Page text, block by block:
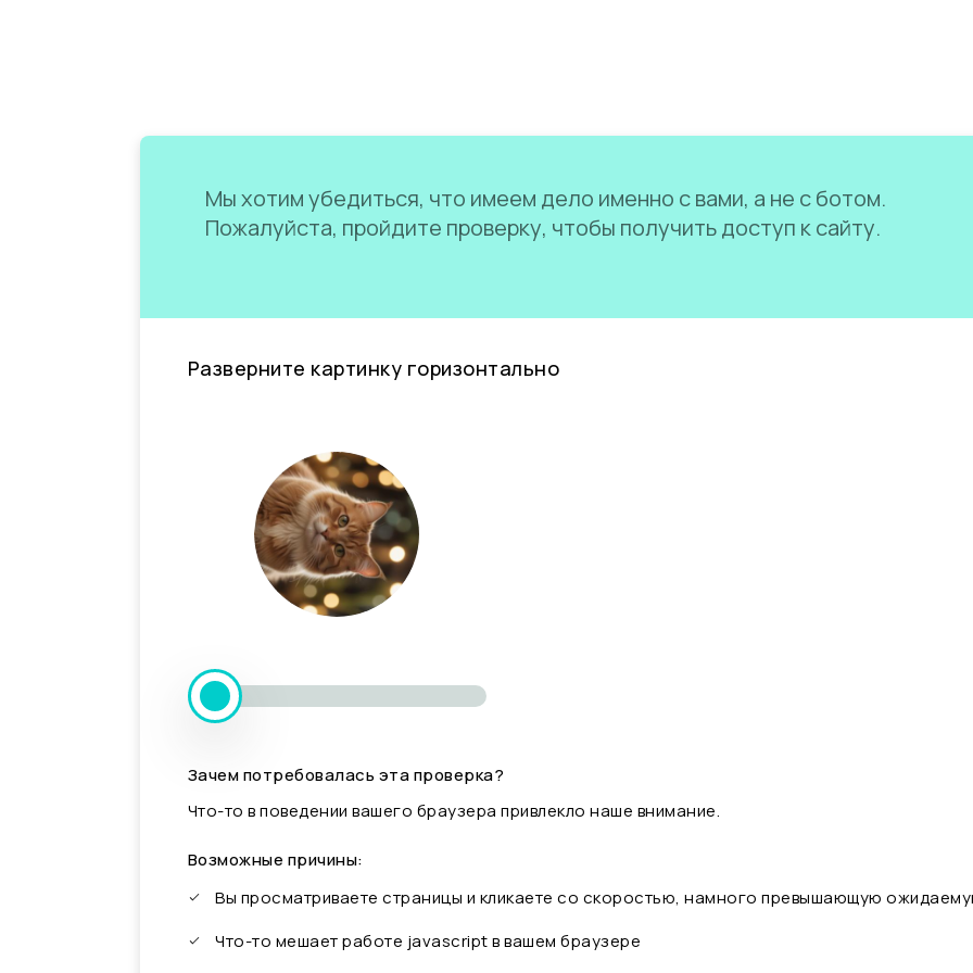
Мы хотим убедиться, что имеем дело именно с вами, а не с ботом.
Пожалуйста, пройдите проверку, чтобы получить доступ к сайту.
Разверните картинку горизонтально
Зачем потребовалась эта проверка?
Что-то в поведении вашего браузера привлекло наше внимание.
Возможные причины:
Вы просматриваете страницы и кликаете со скоростью, намного превышающую
Что-то мешает работе javascript в вашем браузере